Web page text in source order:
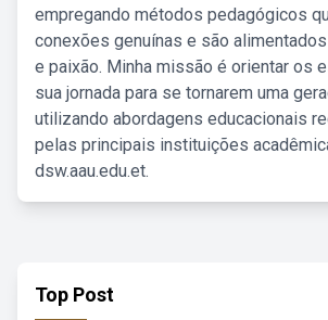
empregando métodos pedagógicos
conexões genuínas e são
e paixão. Minha missão é orientar os
sua jornada para se tornarem uma
utilizando abordagens educacionais
pelas principais instituições
dsw.aau.edu.et.
Top Post